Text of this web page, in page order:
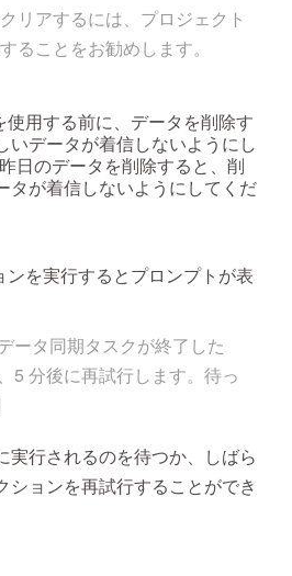
リアするには、プロジェクト
ることをお勧めします。
用する前に、データを削除す
いデータが着信しないようにし
日のデータを削除すると、削
タが着信しないようにしてくだ
を実行するとプロンプトが表
ータ同期タスクが終了した
5 分後に再試行します。待っ
実行されるのを待つか、しばら
ションを再試行することができ